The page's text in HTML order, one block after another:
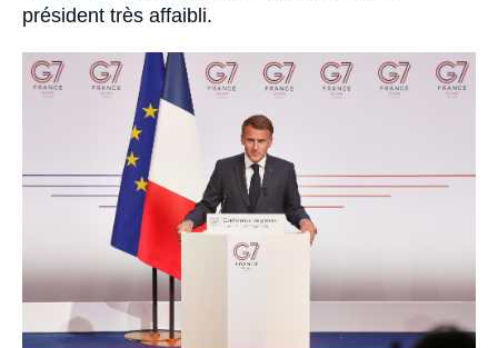
président très affaibli.
Image
principale
médiatique